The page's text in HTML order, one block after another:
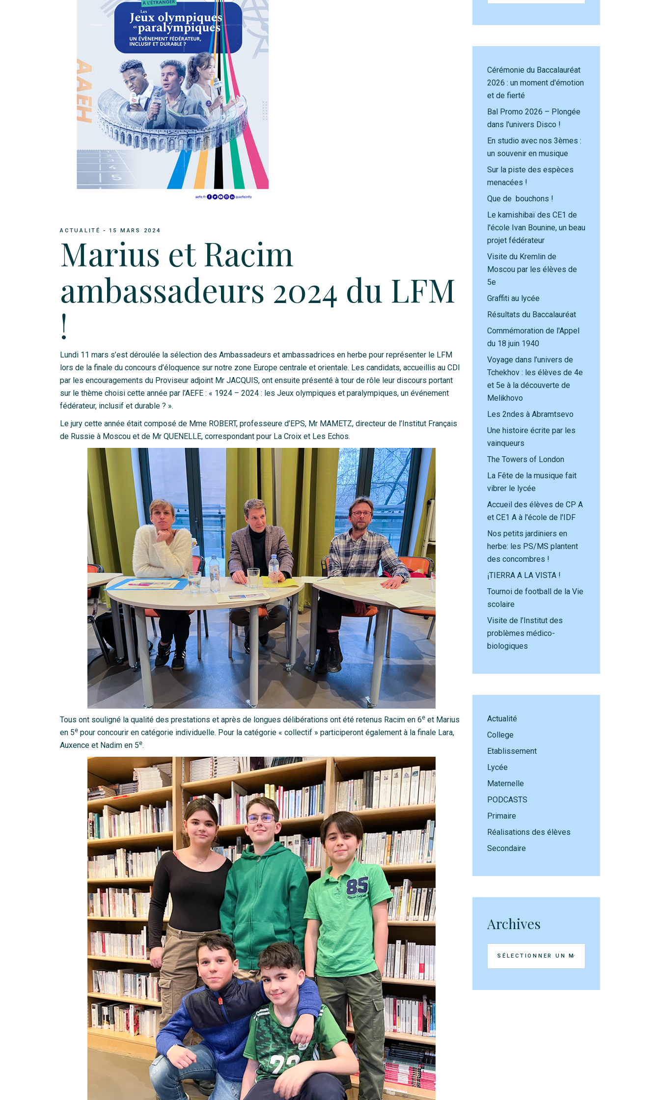
ACTUALITÉ 15 MARS 2024
Marius et Racim
ambassadeurs 2024 du LFM
!
Lundi 11 mars s’est déroulée la sélection des Ambassadeurs et ambassadrices en herbe pour représenter le LFM
lors de la finale du concours d’éloquence sur notre zone Europe centrale et orientale. Les candidats, accueillis au CDI
par les encouragements du Proviseur adjoint Mr JACQUIS, ont ensuite présenté à tour de rôle leur discours portant
sur le thème choisi cette année par l’AEFE : « 1924 – 2024 : les Jeux olympiques et paralympiques, un événement
fédérateur, inclusif et durable ? ».
Le jury cette année était composé de Mme ROBERT, professeure d’EPS, Mr MAMETZ, directeur de l’Institut Français
de Russie à Moscou et de Mr QUENELLE, correspondant pour La Croix et Les Echos.
Tous ont souligné la qualité des prestations et après de longues délibérations ont été retenus Racim en 6e et Marius
en 5e pour concourir en catégorie individuelle. Pour la catégorie « collectif » participeront également à la finale Lara,
Auxence et Nadim en 5e.
Cérémonie du Baccalauréat
2026 : un moment d'émotion
et de fierté
Bal Promo 2026 – Plongée
dans l'univers Disco !
En studio avec nos 3èmes :
un souvenir en musique
Sur la piste des espèces
menacées !
Que de bouchons !
Le kamishibaï des CE1 de
l'école Ivan Bounine, un beau
projet fédérateur
Visite du Kremlin de
Moscou par les élèves de
5e
Graffiti au lycée
Résultats du Baccalauréat
Commémoration de l'Appel
du 18 juin 1940
Voyage dans l’univers de
Tchekhov : les élèves de 4e
et 5e à la découverte de
Melikhovo
Les 2ndes à Abramtsevo
Une histoire écrite par les
vainqueurs
The Towers of London
La Fête de la musique fait
vibrer le lycée
Accueil des élèves de CP A
et CE1 A à l'école de l'IDF
Nos petits jardiniers en
herbe: les PS/MS plantent
des concombres !
¡TIERRA A LA VISTA !
Tournoi de football de la Vie
scolaire
Visite de l’Institut des
problèmes médico-
biologiques
Actualité
College
Etablissement
Lycée
Maternelle
PODCASTS
Primaire
Réalisations des élèves
Secondaire
Archives
Archives